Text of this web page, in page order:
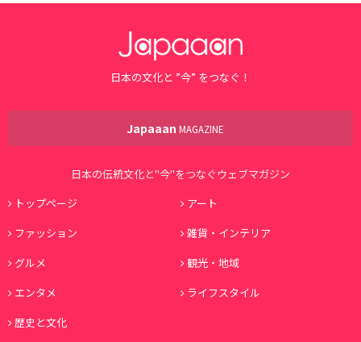
日本の文化と ”今” をつなぐ！
Japaaan MAGAZINE
日本の伝統文化と"今"をつなぐウェブマガジン
トップページ
アート
ファッション
雑貨・インテリア
グルメ
観光・地域
エンタメ
ライフスタイル
歴史と文化